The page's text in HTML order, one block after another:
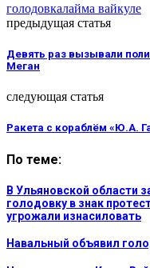
голодовкалайма вайкуле
предыдущая статья
Девять раз вызывали
Меган
следующая статья
Ракета с кораблём «Ю.А.
По теме:
В Ульяновской области
голодовку в знак
угрожали изнасиловать
Навальный объявил